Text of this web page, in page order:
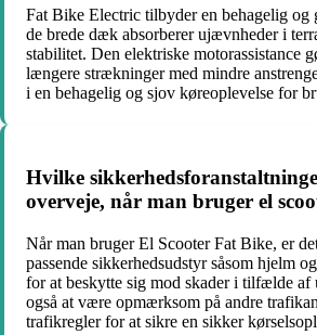
Fat Bike Electric tilbyder en behagelig og
de brede dæk absorberer ujævnheder i
stabilitet. Den elektriske motorassistance
længere strækninger med mindre
i en behagelig og sjov køreoplevelse for
Hvilke
overveje, når man bruger el
Når man bruger El Scooter Fat Bike, er
passende sikkerhedsudstyr såsom hjelm
for at beskytte sig mod skader i tilfælde af
også at være opmærksom på andre
trafikregler for at sikre en sikker